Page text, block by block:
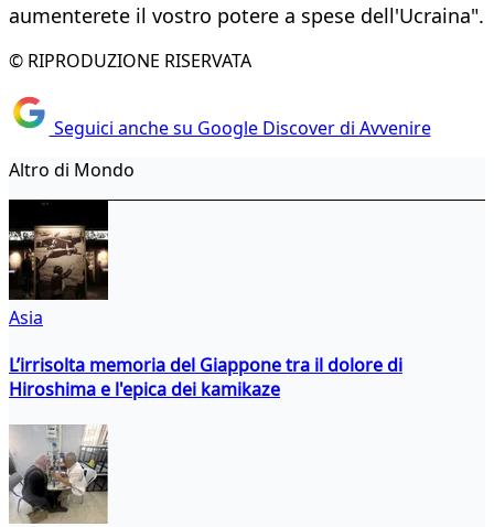
aumenterete il vostro potere a spese dell'Ucraina".
© RIPRODUZIONE RISERVATA
Seguici anche su Google Discover di Avvenire
Altro di Mondo
Asia
L’irrisolta memoria del Giappone tra il dolore di
Hiroshima e l'epica dei kamikaze